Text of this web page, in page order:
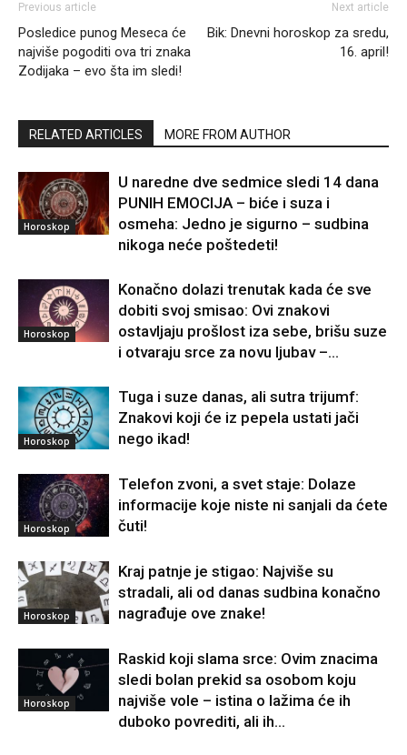
Previous article
Posledice punog Meseca će
najviše pogoditi ova tri znaka
Zodijaka – evo šta im sledi!
Next article
Bik: Dnevni horoskop za sredu,
16. april!
RELATED ARTICLES MORE FROM AUTHOR
Horoskop
U naredne dve sedmice sledi 14 dana
PUNIH EMOCIJA – biće i suza i
osmeha: Jedno je sigurno – sudbina
nikoga neće poštedeti!
Horoskop
Konačno dolazi trenutak kada će sve
dobiti svoj smisao: Ovi znakovi
ostavljaju prošlost iza sebe, brišu suze
i otvaraju srce za novu ljubav –...
Horoskop
Tuga i suze danas, ali sutra trijumf:
Znakovi koji će iz pepela ustati jači
nego ikad!
Horoskop
Telefon zvoni, a svet staje: Dolaze
informacije koje niste ni sanjali da ćete
čuti!
Horoskop
Kraj patnje je stigao: Najviše su
stradali, ali od danas sudbina konačno
nagrađuje ove znake!
Horoskop
Raskid koji slama srce: Ovim znacima
sledi bolan prekid sa osobom koju
najviše vole – istina o lažima će ih
duboko povrediti, ali ih...